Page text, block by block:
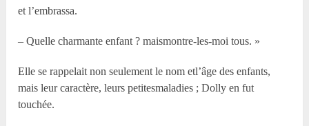
et l’embrassa.
– Quelle charmante enfant ? maismontre-les-moi tous. »
Elle se rappelait non seulement le nom etl’âge des enfants,
mais leur caractère, leurs petitesmaladies ; Dolly en fut
touchée.